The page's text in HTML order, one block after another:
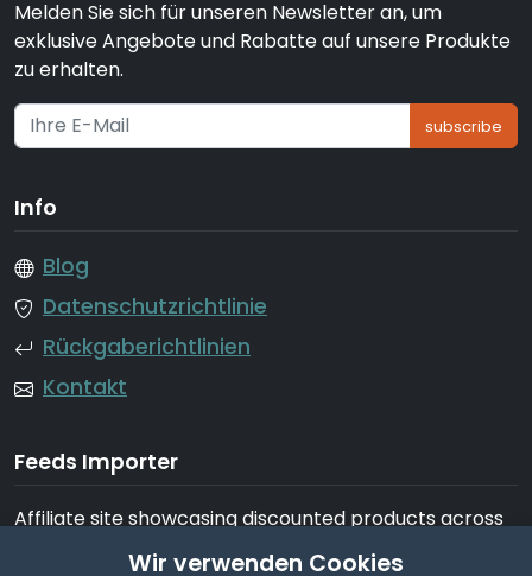
Melden Sie sich für unseren Newsletter an, um
exklusive Angebote und Rabatte auf unsere Produkte
zu erhalten.
subscribe
Info
Blog
Datenschutzrichtlinie
Rückgaberichtlinien
Kontakt
Feeds Importer
Affiliate site showcasing discounted products across
tech, fashion, home, garden, beauty, appliances, and
Wir verwenden Cookies